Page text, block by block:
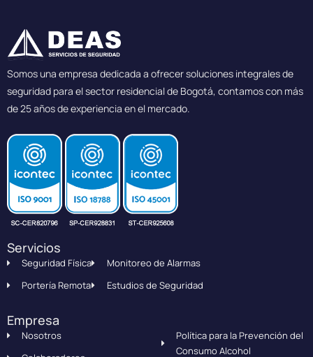
Somos una empresa dedicada a ofrecer soluciones integrales de
seguridad para el sector residencial de Bogotá, contamos con más
de 25 años de experiencia en el mercado.
Servicios
Seguridad Física
Portería Remota
Monitoreo de Alarmas
Estudios de Seguridad
Empresa
Nosotros
Política para la Prevención del
Consumo Alcohol